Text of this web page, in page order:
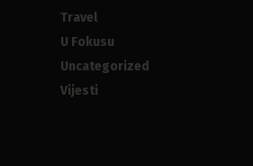
Travel
U Fokusu
Uncategorized
Vijesti